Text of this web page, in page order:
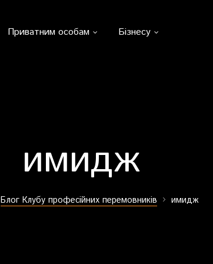
Приватним особам Бізнесу
имидж
Блог Клубу професійних перемовників имидж